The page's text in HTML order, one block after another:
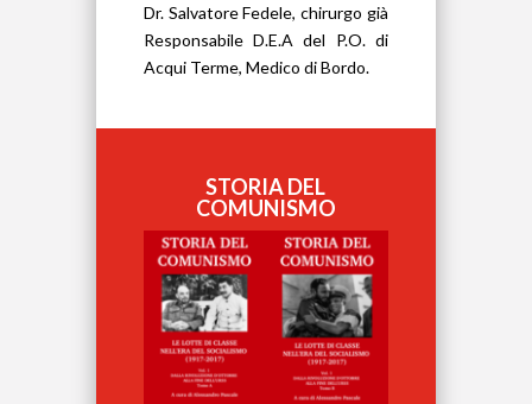
Dr. Salvatore Fedele, chirurgo già
Responsabile D.E.A del P.O. di
Acqui Terme, Medico di Bordo.
STORIA DEL
COMUNISMO